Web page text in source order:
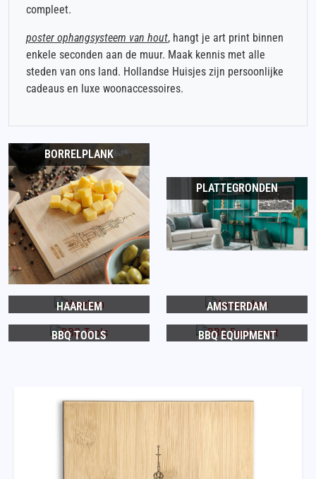
compleet.
poster ophangsysteem van hout, hangt je art print binnen
enkele seconden aan de muur. Maak kennis met alle
steden van ons land. Hollandse Huisjes zijn persoonlijke
cadeaus en luxe woonaccessoires.
BORRELPLANK
PLATTEGRONDEN
HAARLEM AMSTERDAM
BBQ TOOLS BBQ EQUIPMENT